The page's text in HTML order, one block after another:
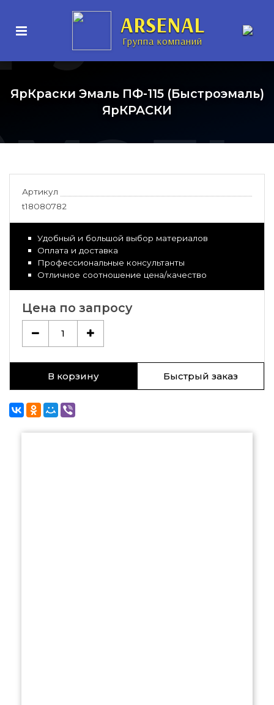
ARSENAL
Группа компаний
ЯрКраски Эмаль ПФ-115 (Быстроэмаль)
ЯрКРАСКИ
Артикул
t18080782
Удобный и большой выбор материалов
Оплата и доставка
Профессиональные консультанты
Отличное соотношение цена/качество
Цена по запросу
1
В корзину Быстрый заказ